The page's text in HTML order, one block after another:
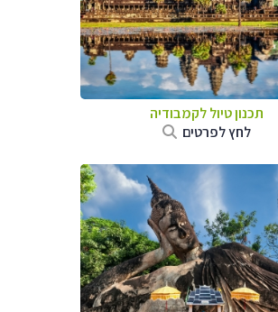
תכנון טיוללקמבודיה
לחץ לפרטים